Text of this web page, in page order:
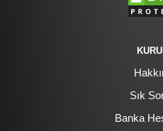
Sık
Banka